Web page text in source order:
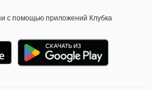
с помощью приложений Клубка